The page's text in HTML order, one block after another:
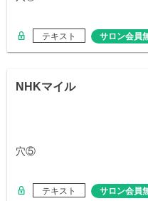
テキスト サロン会員
NHKマイル
穴⑤
テキスト サロン会員